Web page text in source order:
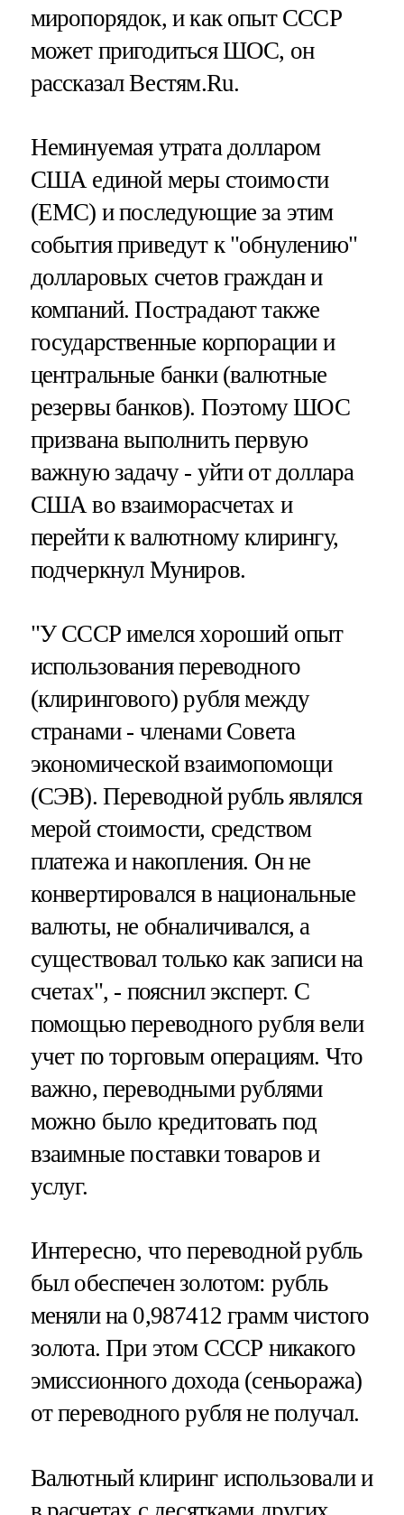
миропорядок, и как опыт СССР
может пригодиться ШОС, он
рассказал Вестям.Ru.
Неминуемая утрата долларом
США единой меры стоимости
(ЕМС) и последующие за этим
события приведут к "обнулению"
долларовых счетов граждан и
компаний. Пострадают также
государственные корпорации и
центральные банки (валютные
резервы банков). Поэтому ШОС
призвана выполнить первую
важную задачу - уйти от доллара
США во взаиморасчетах и
перейти к валютному клирингу,
подчеркнул Муниров.
"У СССР имелся хороший опыт
использования переводного
(клирингового) рубля между
странами - членами Совета
экономической взаимопомощи
(СЭВ). Переводной рубль являлся
мерой стоимости, средством
платежа и накопления. Он не
конвертировался в национальные
валюты, не обналичивался, а
существовал только как записи на
счетах", - пояснил эксперт. С
помощью переводного рубля вели
учет по торговым операциям. Что
важно, переводными рублями
можно было кредитовать под
взаимные поставки товаров и
услуг.
Интересно, что переводной рубль
был обеспечен золотом: рубль
меняли на 0,987412 грамм чистого
золота. При этом СССР никакого
эмиссионного дохода (сеньоража)
от переводного рубля не получал.
Валютный клиринг использовали и